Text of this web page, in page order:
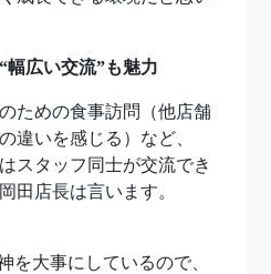
幅広い交流”も魅力
ための食事訪問（他店舗
違いを感じる）など、
スタッフ同士が交流でき
田店長は言います。
を大事にしているので、